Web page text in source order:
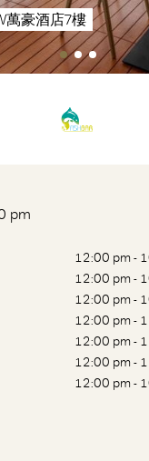
萬豪酒店7樓
pm
12:00 pm -
12:00 pm -
12:00 pm -
12:00 pm -
12:00 pm -
12:00 pm -
12:00 pm -